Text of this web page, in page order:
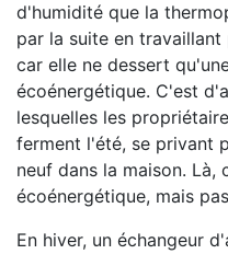
d'humidité que la
par la suite en
car elle ne dessert
écoénergétique. C'est
lesquelles les
ferment l'été, se privant
neuf dans la maison. Là,
écoénergétique, mais
En hiver, un échangeur